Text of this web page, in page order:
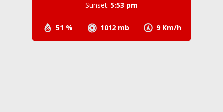
51 % 1012 mb 9 Km/h
Sunset: 5:53 pm